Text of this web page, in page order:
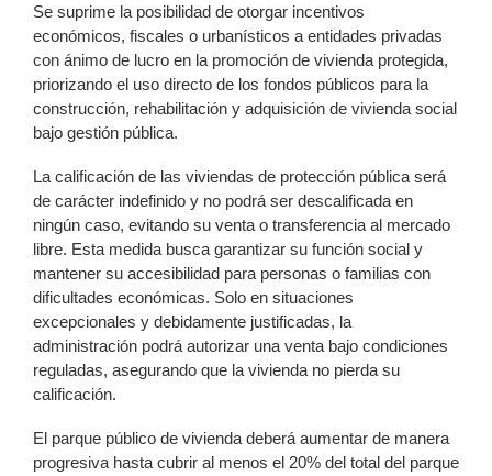
Se suprime la posibilidad de otorgar incentivos
económicos, fiscales o urbanísticos a entidades privadas
con ánimo de lucro en la promoción de vivienda protegida,
priorizando el uso directo de los fondos públicos para la
construcción, rehabilitación y adquisición de vivienda social
bajo gestión pública.
La calificación de las viviendas de protección pública será
de carácter indefinido y no podrá ser descalificada en
ningún caso, evitando su venta o transferencia al mercado
libre. Esta medida busca garantizar su función social y
mantener su accesibilidad para personas o familias con
dificultades económicas. Solo en situaciones
excepcionales y debidamente justificadas, la
administración podrá autorizar una venta bajo condiciones
reguladas, asegurando que la vivienda no pierda su
calificación.
El parque público de vivienda deberá aumentar de manera
progresiva hasta cubrir al menos el 20% del total del parque